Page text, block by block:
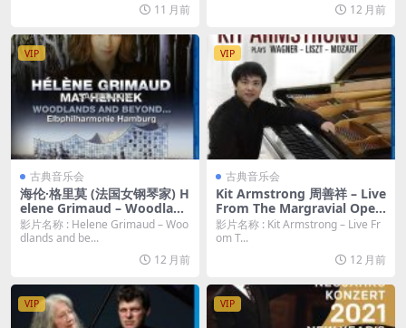
11 月前
12 月前
VIP
古典音乐会
海伦·格里莫 (法国女钢琴家) H
elene Grimaud – Woodland
s and beyond… (2020) 蓝光
原盘 [BDMV 17.1G]
影片名称 : Helene Grimaud – Woo
dlands and be...
12 月前
VIP
古典音乐会
Kit Armstrong 周善祥 – Live
From The Margravial Oper
a House Bayreuth (2019) 蓝
光原盘 [BDMV 22.1G]
影片名称 : Kit Armstrong – Live Fr
om T...
12 月前
VIP VIP